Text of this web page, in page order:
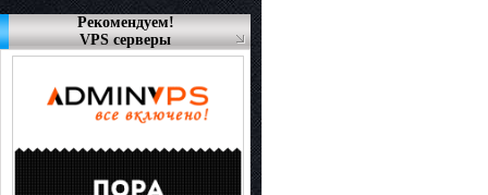
Рекомендуем!
VPS серверы